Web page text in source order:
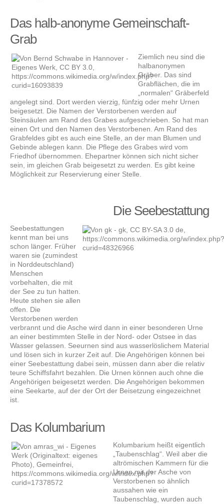
Das halb-anonyme Gemeinschaft-
Grab
Ziemlich neu sind die
halbanonymen
Gräber. Das sind
Grabflächen, die im
„normalen“ Gräberfeld
angelegt sind. Dort werden vierzig, fünfzig oder mehr Urnen
beigesetzt. Die Namen der Verstorbenen werden auf
Steinsäulen am Rand des Grabes aufgeschrieben. So hat man
einen Ort und den Namen des Verstorbenen. Am Rand des
Grabfeldes gibt es auch eine Stelle, an der man Blumen und
Gebinde ablegen kann. Die Pflege des Grabes wird vom
Friedhof übernommen. Ehepartner können sich nicht sicher
sein, im gleichen Grab beigesetzt zu werden. Es gibt keine
Möglichkeit zur Reservierung einer Stelle.
Die Seebestattung
Seebestattungen
kennt man bei uns
schon länger. Früher
waren sie (zumindest
in Norddeutschland)
Menschen
vorbehalten, die mit
der See zu tun hatten.
Heute stehen sie allen
offen. Die
Verstorbenen werden
verbrannt und die Asche wird dann in einer besonderen Urne
an einer bestimmten Stelle in der Nord- oder Ostsee in das
Wasser gelassen. Seeurnen sind aus wasserlöslichem Material
und lösen sich in kurzer Zeit auf. Die Angehörigen können bei
einer Seebestattung dabei sein, müssen dann aber die relativ
teure Schiffsfahrt bezahlen. Die Urnen können auch ohne die
Angehörigen beigesetzt werden. Die Angehörigen bekommen
eine Seekarte, auf der der Ort der Beisetzung eingezeichnet
ist.
Das Kolumbarium
Kolumbarium heißt eigentlich
„Taubenschlag“. Weil aber die
altrömischen Kammern für die
Urnen mit der Asche von
Verstorbenen so ähnlich
aussahen wie ein
Taubenschlag, wurden auch